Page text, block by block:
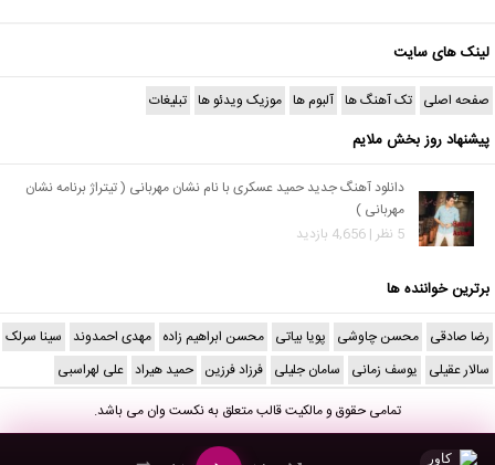
لینک های سایت
صفحه اصلی تک آهنگ ها آلبوم ها موزیک ویدئو ها تبلیغات
پیشنهاد روز بخش ملایم
دانلود آهنگ جدید حمید عسکری با نام نشان مهربانی ( تیتراژ برنامه نشان
مهربانی )
5 نظر | 4,656 بازدید
برترین خواننده ها
رضا صادقی محسن چاوشی پویا بیاتی محسن ابراهیم زاده مهدی احمدوند سینا سرلک
سالار عقیلی یوسف زمانی سامان جلیلی فرزاد فرزین حمید هیراد علی لهراسبی
تمامی حقوق و مالکیت قالب متعلق بهنکست وانمی باشد.